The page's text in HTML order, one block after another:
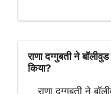
राणा दग्गुबती ने
किया?
राणा दग्गुबती ने